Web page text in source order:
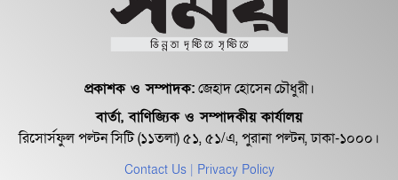
প্রকাশক ও সম্পাদক:জেহাদ হোসেন চৌধুরী।
বার্তা, বাণিজ্যিক ও সম্পাদকীয় কার্যালয়
রিসোর্সফুল পল্টন সিটি (১১তলা) ৫১, ৫১/এ, পুরানা পল্টন, ঢাকা-১০০০।
Contact Us | Privacy Policy